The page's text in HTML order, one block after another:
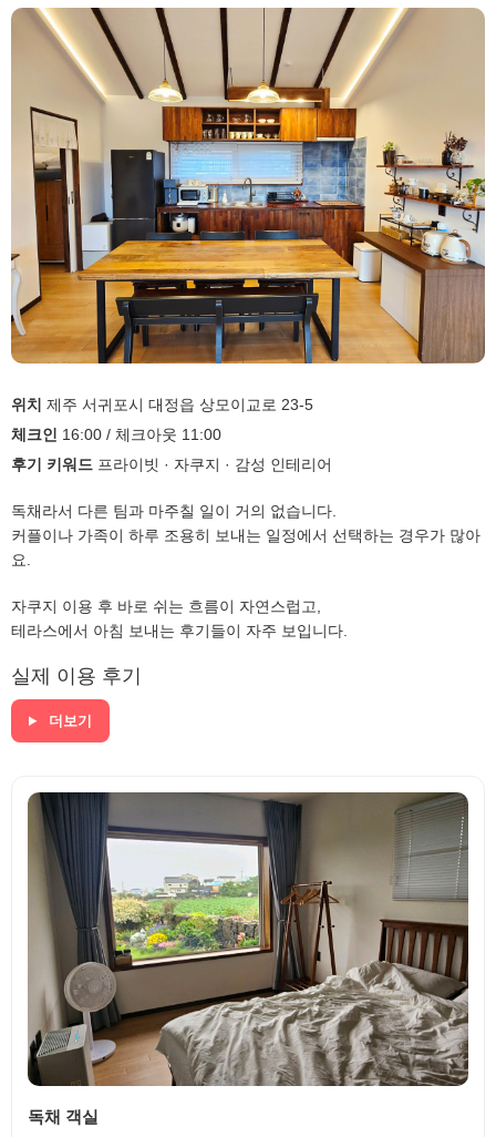
위치 제주 서귀포시 대정읍 상모이교로 23-5
체크인
16:00 / 체크아웃 11:00
후기 키워드 프라이빗 · 자쿠지 · 감성 인테리어
독채라서 다른 팀과 마주칠 일이 거의 없습니다.
커플이나 가족이 하루 조용히 보내는 일정에서 선택하는 경우가 많아
요.
자쿠지 이용 후 바로 쉬는 흐름이 자연스럽고,
테라스에서 아침 보내는 후기들이 자주 보입니다.
실제 이용 후기
더보기
독채 객실